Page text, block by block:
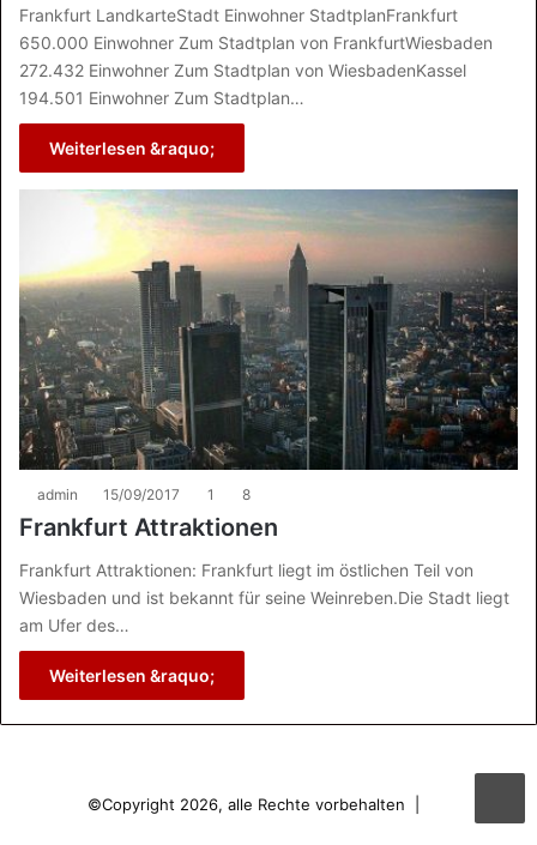
Frankfurt LandkarteStadt Einwohner StadtplanFrankfurt
650.000 Einwohner Zum Stadtplan von FrankfurtWiesbaden
272.432 Einwohner Zum Stadtplan von WiesbadenKassel
194.501 Einwohner Zum Stadtplan…
Weiterlesen &raquo;
admin 15/09/2017 1 8
Frankfurt Attraktionen
Frankfurt Attraktionen: Frankfurt liegt im östlichen Teil von
Wiesbaden und ist bekannt für seine Weinreben.Die Stadt liegt
am Ufer des…
Weiterlesen &raquo;
©Copyright 2026, alle Rechte vorbehalten |